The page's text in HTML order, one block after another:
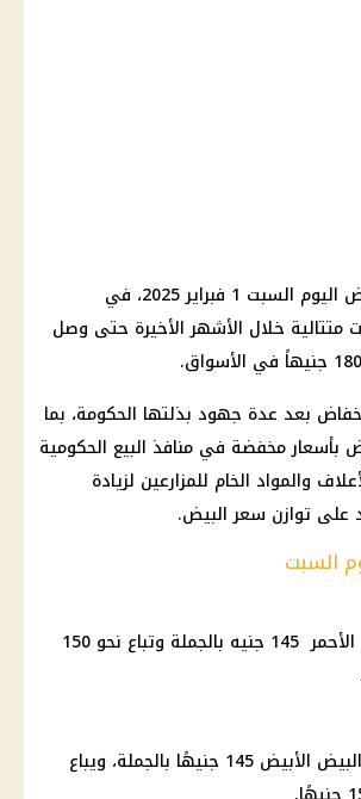
استقرت أسعار البيض اليوم السبت 1 فبراير 2025، في
متتالية خلال الأشهر الأخيرة حتى وصل
بعد عدة جهود بذلتها الحكومة، بما
مخفضة في منافذ البيع الحكومية
والمواد الخام للمزارعين لزيادة
على توازن سعر البيض.
السبت
سعر كرتونة البيض الأحمر 145 جنيه بالجملة وتباع نحو 150
ويبلغ سعر كرتونة البيض الأبيض 145 جنيهًا بالجملة، ويباع